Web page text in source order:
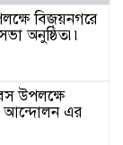
বিজয়নগরে
অনুষ্ঠিত৷৷
উপলক্ষে
আন্দোলন এর